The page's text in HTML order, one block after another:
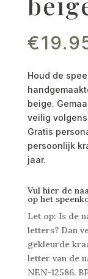
€
Houd de
beige.
veilig volgens
Gratis
persoonlijk
jaar.
Vul hier de
op het
Let op: Is de
letters? Dan
gekleurde
letter van de
NEN-12586.